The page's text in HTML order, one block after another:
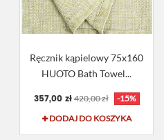
Ręcznik kąpielowy 75x160
HUOTO Bath Towel...
357,00 zł 420,00 zł
-15%
DODAJ DO KOSZYKA